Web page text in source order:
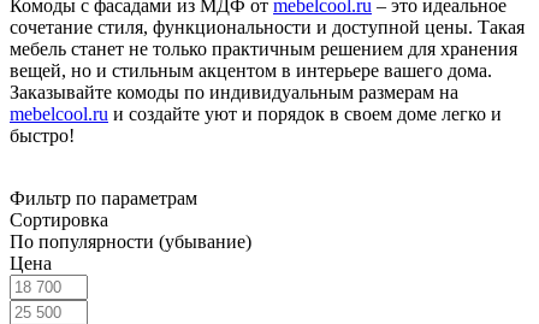
Комоды с фасадами из МДФ от mebelcool.ru – это идеальное
сочетание стиля, функциональности и доступной цены. Такая
мебель станет не только практичным решением для хранения
вещей, но и стильным акцентом в интерьере вашего дома.
Заказывайте комоды по индивидуальным размерам на
mebelcool.ru и создайте уют и порядок в своем доме легко и
быстро!
Фильтр по параметрам
Сортировка
По популярности (убывание)
Цена